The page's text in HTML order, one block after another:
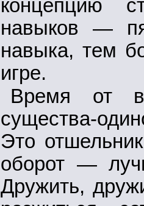
концепцию
навыков —
навыка, тем
игре.
Время от
существа-
Это
оборот —
Дружить,